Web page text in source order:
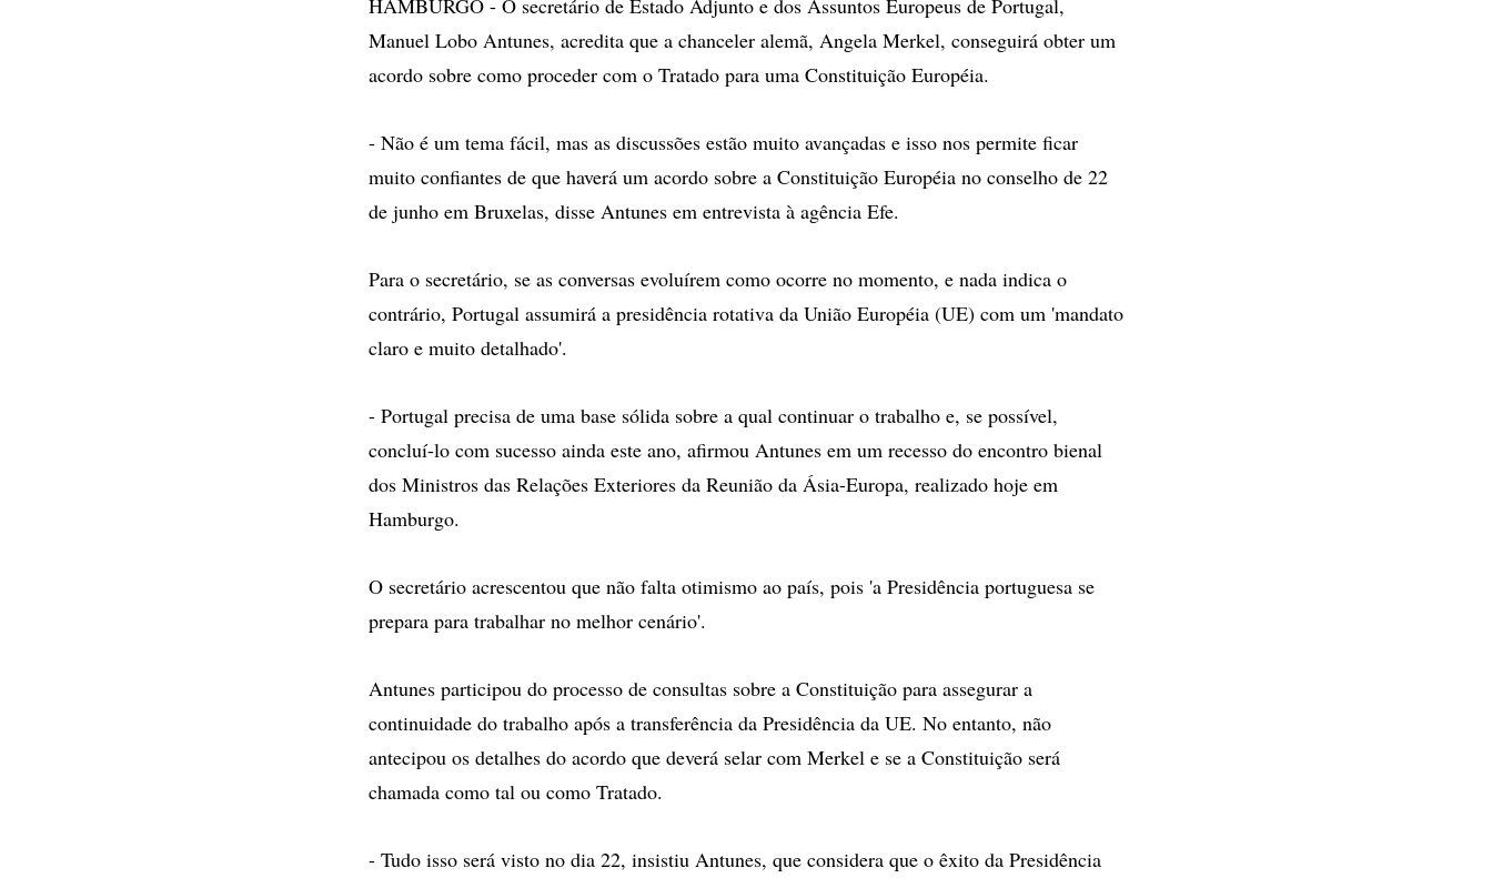
HAMBURGO - O secretário de Estado Adjunto e dos Assuntos Europeus de Portugal,
Manuel Lobo Antunes, acredita que a chanceler alemã, Angela Merkel, conseguirá obter um
acordo sobre como proceder com o Tratado para uma Constituição Européia.
- Não é um tema fácil, mas as discussões estão muito avançadas e isso nos permite ficar
muito confiantes de que haverá um acordo sobre a Constituição Européia no conselho de 22
de junho em Bruxelas, disse Antunes em entrevista à agência Efe.
Para o secretário, se as conversas evoluírem como ocorre no momento, e nada indica o
contrário, Portugal assumirá a presidência rotativa da União Européia (UE) com um 'mandato
claro e muito detalhado'.
- Portugal precisa de uma base sólida sobre a qual continuar o trabalho e, se possível,
concluí-lo com sucesso ainda este ano, afirmou Antunes em um recesso do encontro bienal
dos Ministros das Relações Exteriores da Reunião da Ásia-Europa, realizado hoje em
Hamburgo.
O secretário acrescentou que não falta otimismo ao país, pois 'a Presidência portuguesa se
prepara para trabalhar no melhor cenário'.
Antunes participou do processo de consultas sobre a Constituição para assegurar a
continuidade do trabalho após a transferência da Presidência da UE. No entanto, não
antecipou os detalhes do acordo que deverá selar com Merkel e se a Constituição será
chamada como tal ou como Tratado.
- Tudo isso será visto no dia 22, insistiu Antunes, que considera que o êxito da Presidência